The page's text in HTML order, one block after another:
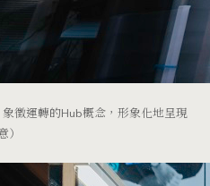
徵運轉的Hub概念，形象化地呈現